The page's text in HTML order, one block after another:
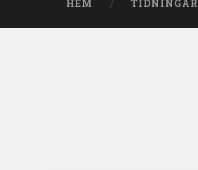
HEM TIDNINGAR